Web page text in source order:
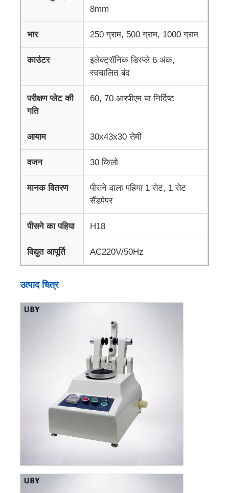
फैक्टरी यात्रा
हमसे संपर्क करें
प्रयोगशाला परीक्षण उपकरण
सार्वभौमिक परीक्षण मशीन
घर्षण परीक्षण मशीन
निर्माण सामग्री परीक्षण उपकरण
पैकेजिंग परीक्षण उपकरण
चिपकने वाला परीक्षण उपकरण
8mm
भार 250 ग्राम, 500 ग्राम, 1000 ग्राम
काउंटर
इलेक्ट्रॉनिक डिस्प्ले 6 अंक,
स्वचालित बंद
परीक्षण प्लेट की
गति
60, 70 आरपीएम या निर्दिष्ट
आयाम 30x43x30 सेमी
वजन 30 किलो
मानक वितरण
पीसने वाला पहिया 1 सेट, 1 सेट
सैंडपेपर
पीसने का पहिया H18
विद्युत आपूर्ति AC220V/50Hz
उत्पाद चित्र